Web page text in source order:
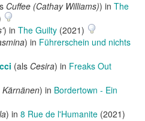
Cuffee (Cathay Williams)) in The
) in The Guilty (2021)
) in Führerschein und nichts
(als Cesira) in Freaks Out
Kärnänen) in Bordertown - Ein
) in 8 Rue de l'Humanite (2021)